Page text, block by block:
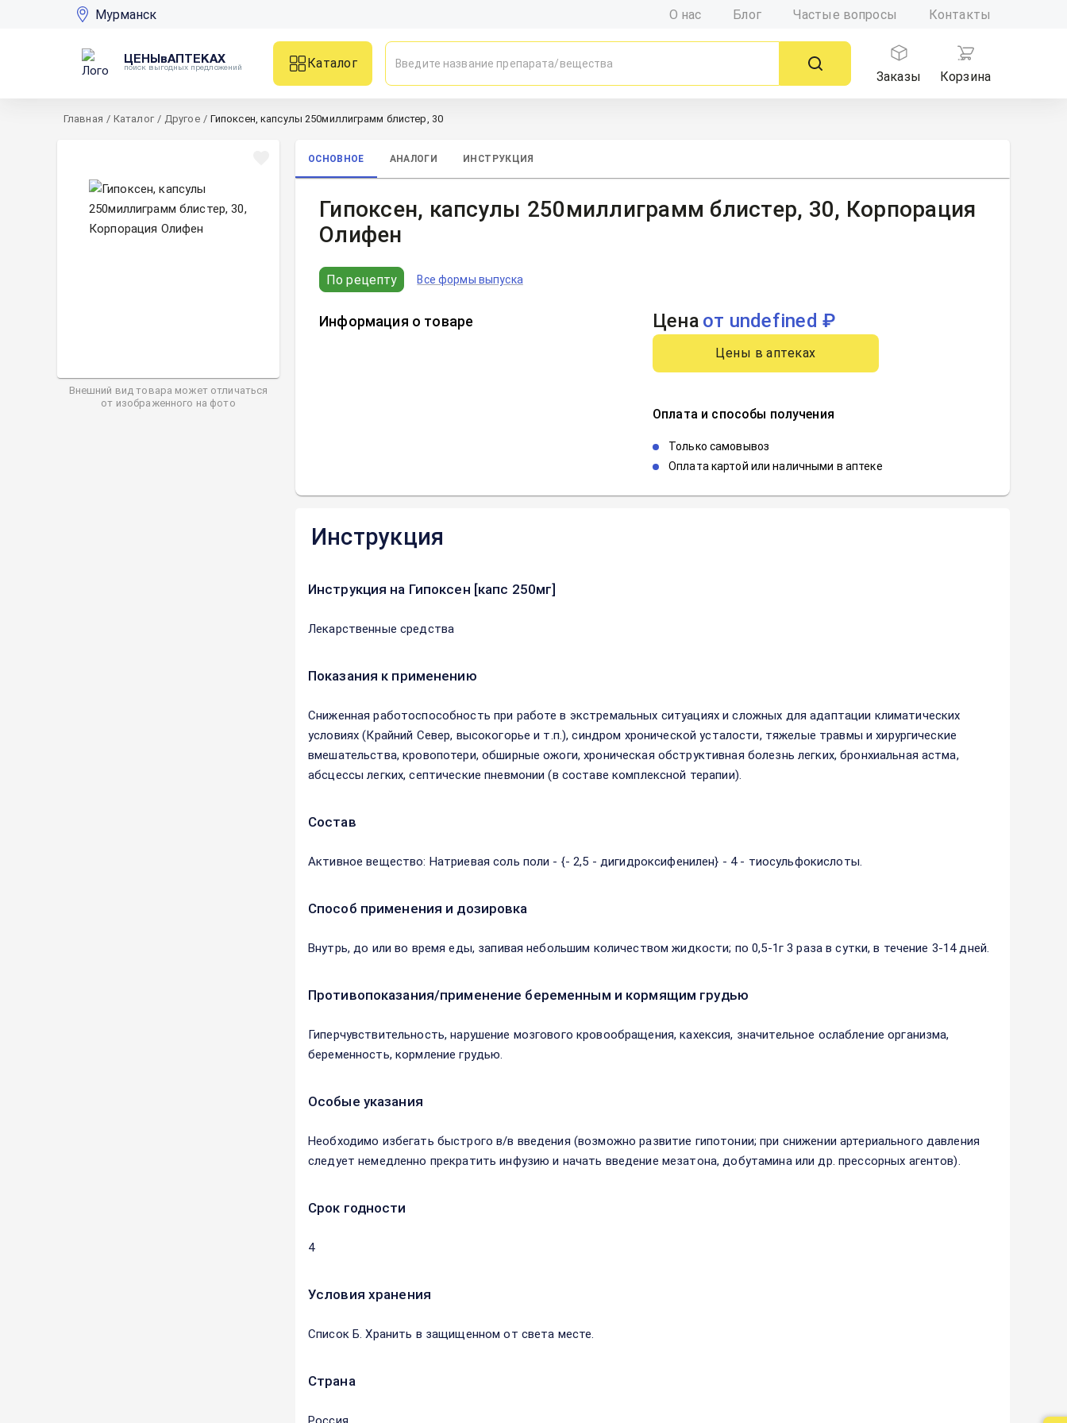
Мурманск О нас Блог Частые вопросы Контакты
ЦЕНЫвАПТЕКАХ
поиск выгодных предложений
Каталог
Заказы
Корзина
Главная / Каталог / Другое / Гипоксен, капсулы 250миллиграмм блистер, 30
Внешний вид товара может отличаться
от изображенного на фото
ОСНОВНОЕ АНАЛОГИ ИНСТРУКЦИЯ
Гипоксен, капсулы 250миллиграмм блистер, 30, Корпорация
Олифен
По рецепту Все формы выпуска
Информация о товаре Цена от undefined ₽
Цены в аптеках
Оплата и способы получения
Только самовывоз
Оплата картой или наличными в аптеке
Инструкция
Инструкция на Гипоксен [капс 250мг]
Лекарственные средства
Показания к применению
Сниженная работоспособность при работе в экстремальных ситуациях и сложных для адаптации климатических
условиях (Крайний Север, высокогорье и т.п.), синдром хронической усталости, тяжелые травмы и хирургические
вмешательства, кровопотери, обширные ожоги, хроническая обструктивная болезнь легких, бронхиальная астма,
абсцессы легких, септические пневмонии (в составе комплексной терапии).
Состав
Активное вещество: Натриевая соль поли - {- 2,5 - дигидроксифенилен} - 4 - тиосульфокислоты.
Способ применения и дозировка
Внутрь, до или во время еды, запивая небольшим количеством жидкости; по 0,5-1г 3 раза в сутки, в течение 3-14 дней.
Противопоказания/применение беременным и кормящим грудью
Гиперчувствительность, нарушение мозгового кровообращения, кахексия, значительное ослабление организма,
беременность, кормление грудью.
Особые указания
Необходимо избегать быстрого в/в введения (возможно развитие гипотонии; при снижении артериального давления
следует немедленно прекратить инфузию и начать введение мезатона, добутамина или др. прессорных агентов).
Срок годности
4
Условия хранения
Список Б. Хранить в защищенном от света месте.
Страна